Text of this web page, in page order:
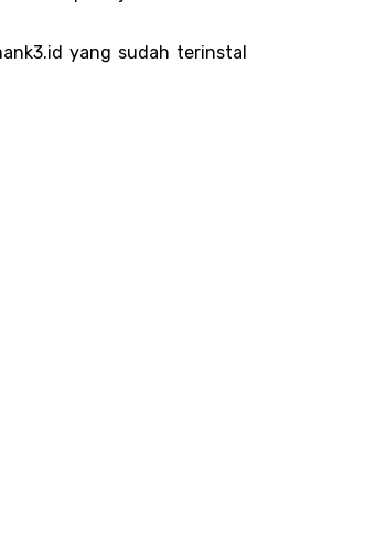
yang sudah terinstal